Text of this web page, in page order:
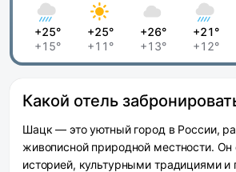
+25°
+15°
+25°
+11°
+26°
+13°
+21°
+12°
Какой отель
Шацк — это уютный город в России,
живописной природной местности. Он
историей, культурными традициями